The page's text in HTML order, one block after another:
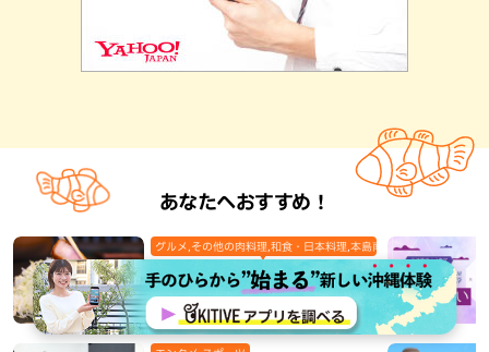
あなたへおすすめ！
あぐーの旨み爆発“とんかつ”大満足ラ
ンチを堪能せよ！予約困難の人気“し
ゃぶしゃぶ”店『食彩酒房 まつもと』
平日限定でオープン（那覇市）
グルメ,その他の肉料理,和食・日本料理,本島南部,那覇市